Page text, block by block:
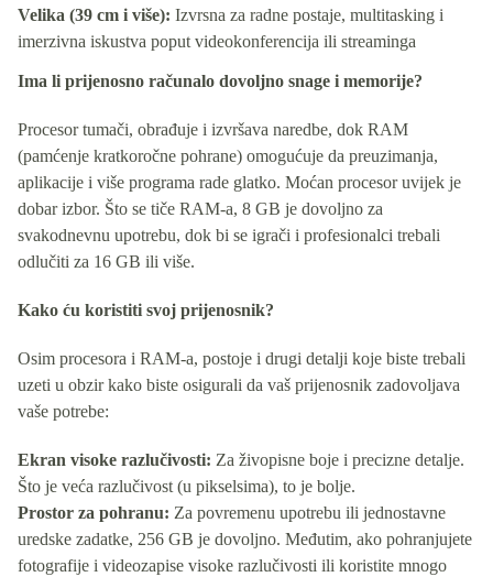
Velika (39 cm i više): Izvrsna za radne postaje, multitasking i
imerzivna iskustva poput videokonferencija ili streaminga
Ima li prijenosno računalo dovoljno snage i memorije?
Procesor tumači, obrađuje i izvršava naredbe, dok RAM
(pamćenje kratkoročne pohrane) omogućuje da preuzimanja,
aplikacije i više programa rade glatko. Moćan procesor uvijek je
dobar izbor. Što se tiče RAM-a, 8 GB je dovoljno za
svakodnevnu upotrebu, dok bi se igrači i profesionalci trebali
odlučiti za 16 GB ili više.
Kako ću koristiti svoj prijenosnik?
Osim procesora i RAM-a, postoje i drugi detalji koje biste trebali
uzeti u obzir kako biste osigurali da vaš prijenosnik zadovoljava
vaše potrebe:
Ekran visoke razlučivosti: Za živopisne boje i precizne detalje.
Što je veća razlučivost (u pikselsima), to je bolje.
Prostor za pohranu: Za povremenu upotrebu ili jednostavne
uredske zadatke, 256 GB je dovoljno. Međutim, ako pohranjujete
fotografije i videozapise visoke razlučivosti ili koristite mnogo